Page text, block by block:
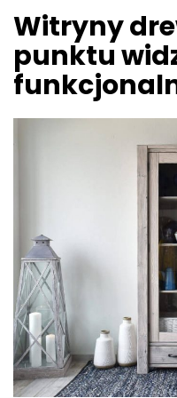
Witryny
punktu